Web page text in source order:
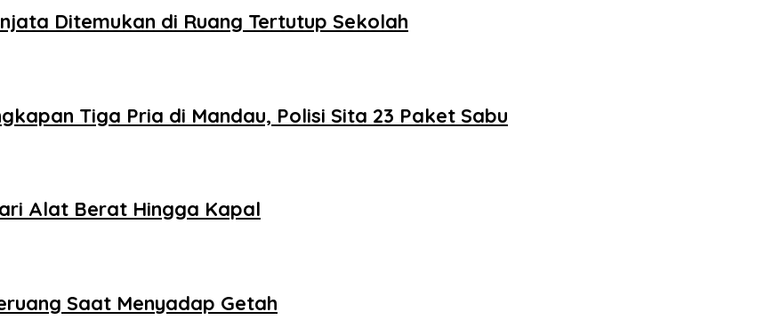
Ditemukan di Ruang Tertutup Sekolah
Tiga Pria di Mandau, Polisi Sita 23 Paket Sabu
Alat Berat Hingga Kapal
Saat Menyadap Getah